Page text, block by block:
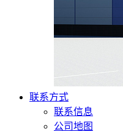
联系方式
联系信息
公司地图